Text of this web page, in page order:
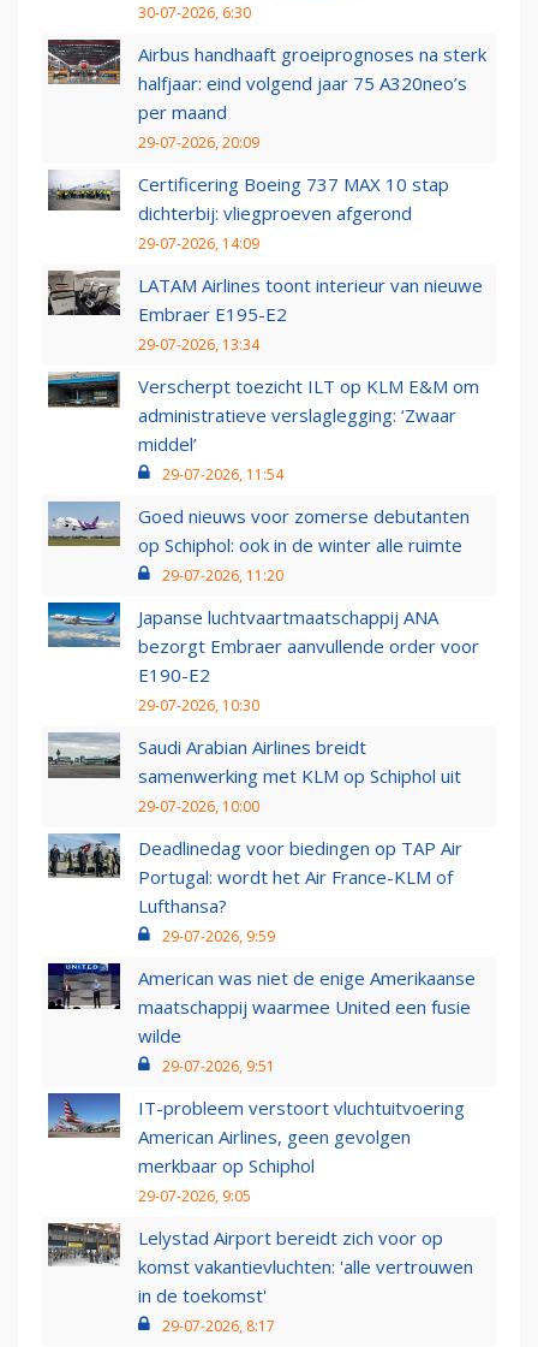
30-07-2026, 6:30
Airbus handhaaft groeiprognoses na sterk
halfjaar: eind volgend jaar 75 A320neo’s
per maand
29-07-2026, 20:09
Certificering Boeing 737 MAX 10 stap
dichterbij: vliegproeven afgerond
29-07-2026, 14:09
LATAM Airlines toont interieur van nieuwe
Embraer E195-E2
29-07-2026, 13:34
Verscherpt toezicht ILT op KLM E&M om
administratieve verslaglegging: ‘Zwaar
middel’
29-07-2026, 11:54
Goed nieuws voor zomerse debutanten
op Schiphol: ook in de winter alle ruimte
29-07-2026, 11:20
Japanse luchtvaartmaatschappij ANA
bezorgt Embraer aanvullende order voor
E190-E2
29-07-2026, 10:30
Saudi Arabian Airlines breidt
samenwerking met KLM op Schiphol uit
29-07-2026, 10:00
Deadlinedag voor biedingen op TAP Air
Portugal: wordt het Air France-KLM of
Lufthansa?
29-07-2026, 9:59
American was niet de enige Amerikaanse
maatschappij waarmee United een fusie
wilde
29-07-2026, 9:51
IT-probleem verstoort vluchtuitvoering
American Airlines, geen gevolgen
merkbaar op Schiphol
29-07-2026, 9:05
Lelystad Airport bereidt zich voor op
komst vakantievluchten: 'alle vertrouwen
in de toekomst'
29-07-2026, 8:17